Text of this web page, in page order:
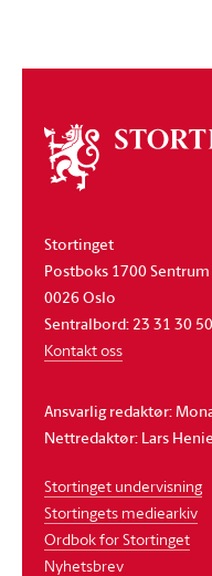
Om
stortinget
Stortinget
Postboks 1700 Sentrum
0026 Oslo
Sentralbord: 23 31 30 50
Kontakt oss
Ansvarlig redaktør:
Nettredaktør: Lars
Stortinget undervisning
Stortingets mediearkiv
Ordbok for Stortinget
Nyhetsbrev